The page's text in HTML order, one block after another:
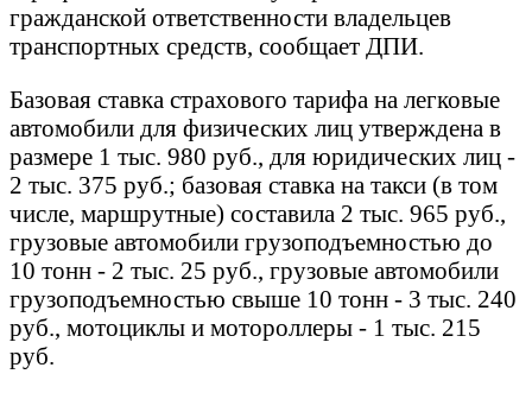
гражданской ответственности владельцев
транспортных средств, сообщает ДПИ.
Базовая ставка страхового тарифа на легковые
автомобили для физических лиц утверждена в
размере 1 тыс. 980 руб., для юридических лиц -
2 тыс. 375 руб.; базовая ставка на такси (в том
числе, маршрутные) составила 2 тыс. 965 руб.,
грузовые автомобили грузоподъемностью до
10 тонн - 2 тыс. 25 руб., грузовые автомобили
грузоподъемностью свыше 10 тонн - 3 тыс. 240
руб., мотоциклы и мотороллеры - 1 тыс. 215
руб.